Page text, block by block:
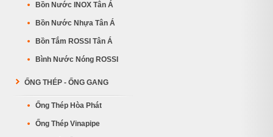
Bồn Nước INOX Tân Á
Bồn Nước Nhựa Tân Á
Bồn Tắm ROSSI Tân Á
Bình Nước Nóng ROSSI
ỐNG THÉP - ỐNG GANG
Ống Thép Hòa Phát
Ống Thép Vinapipe